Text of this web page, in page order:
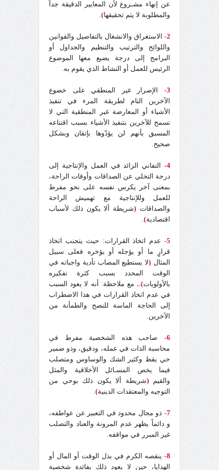
عن إنهاء مشـروع لأن المعايير الدقيقة جداً
والمطلوبة لا يتم تحقيقها)
.
2-
الاستغراق والانشغال بالتفاصيل والقوانين
واللوائح والترتيب والتنظيم والجداول أو
البرامج إلى درجة يضيع معها الموضوع
الرئيس للعمل أو النشاط الذي يقوم به.
3-
الإصرار غير المنطقي على خضوع
الآخرين التام لطريقة المرء في تنفيذ
الأشياء أو المعارضة غير المنطقية التي لا
تسمح للآخرين بتنفيذ الأشياء بسبب اقتناعه
المسبق بأنهم لن يؤدّوها بإتقان وبشكل
صحيح.
4-
التفاني الزائد في العمل والإنتاجية إلى
درجة التخلي عن الصداقات وأوقات الراحة،
بمعنى آخر يكرس نفسه على نحو مفرط
للعمل وللإنتاجية مع تهميش الراحة
والصداقات (شريطة ألا يكون ذلك لأسباب
اقتصادية)
.
5-
عدم اتخاذ القرارات: حيث يتجنب اتخاذ
قرارٍ ما أو يؤجله أو يؤخره فعلى سبيل
المثال (لا يستطيع المصاب تأدية واجباته في
الوقت المحدد بسبب كثرة تفكيره
بالأولويات).. مع ملاحظة: أنه لا يعود السبب
في عدم اتخاذ القرارات في هذا الاضطراب
إلى الحاجة الماسة للنصح والطمأنة من
الآخرين.
6-
صاحب هذه الشخصية مفرط في
محاسبة الذات في عمله، ودقيق، وذو ضمير
حي يقظ وكثير الشك والوساوس ومتصلب
فيما يخص المسـائل الأخلاقية والمثل
والقيم (شريطة ألا يكون ذلك بوحي من
التوجيه والمعتقدات الدينية)
.
7-
ذو مجال محدود في التعبير عن عواطفه،
و دائماً يظهر عدم المرونة والعناد والتصلب
غير المبرر في مواقفه.
8-
ينقصه الكرم في بذل الوقت أو المال أو
الهدايا، حين لا يعود ذلك بفائدة شخصية